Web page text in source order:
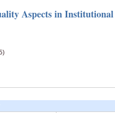
Aspects in Institutional